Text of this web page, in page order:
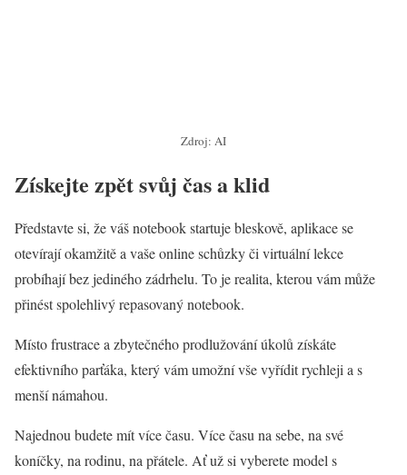
Zdroj: AI
Získejte zpět svůj čas a klid
Představte si, že váš notebook startuje bleskově, aplikace se
otevírají okamžitě a vaše online schůzky či virtuální lekce
probíhají bez jediného zádrhelu. To je realita, kterou vám může
přinést spolehlivý repasovaný notebook.
Místo frustrace a zbytečného prodlužování úkolů získáte
efektivního parťáka, který vám umožní vše vyřídit rychleji a s
menší námahou.
Najednou budete mít více času. Více času na sebe, na své
koníčky, na rodinu, na přátele. Ať už si vyberete model s